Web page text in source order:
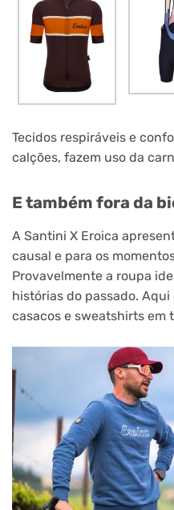
Tecidos respiráveis e
calções, fazem uso da
E também fora da
A Santini X Eroica
causal e para os
Provavelmente a roupa
histórias do passado.
casacos e sweatshirts em